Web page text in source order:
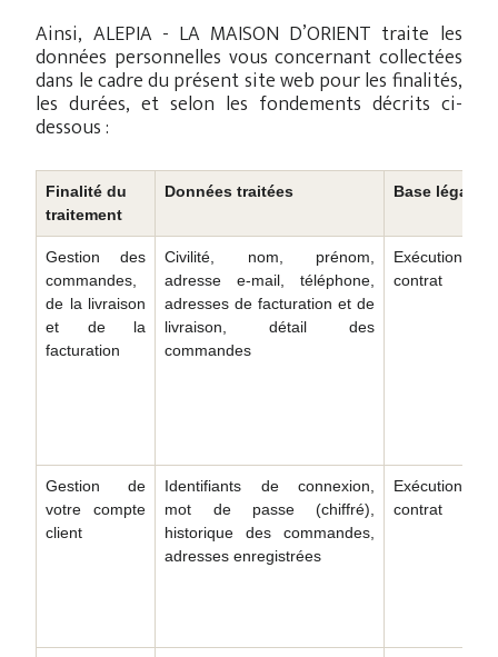
Ainsi, ALEPIA - LA MAISON D’ORIENT traite les
données personnelles vous concernant collectées
dans le cadre du présent site web pour les finalités,
les durées, et selon les fondements décrits ci-
dessous :
Finalité du
traitement
Données traitées Base légale
Gestion des
commandes,
de la livraison
et de la
facturation
Civilité, nom, prénom,
adresse e-mail, téléphone,
adresses de facturation et de
livraison, détail des
commandes
Exécution du
contrat
Gestion de
votre compte
client
Identifiants de connexion,
mot de passe (chiffré),
historique des commandes,
adresses enregistrées
Exécution du
contrat